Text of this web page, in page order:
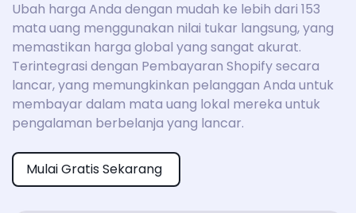
Ubah harga Anda dengan mudah ke lebih dari 153
mata uang menggunakan nilai tukar langsung, yang
memastikan harga global yang sangat akurat.
Terintegrasi dengan Pembayaran Shopify secara
lancar, yang memungkinkan pelanggan Anda untuk
membayar dalam mata uang lokal mereka untuk
pengalaman berbelanja yang lancar.
Mulai Gratis Sekarang